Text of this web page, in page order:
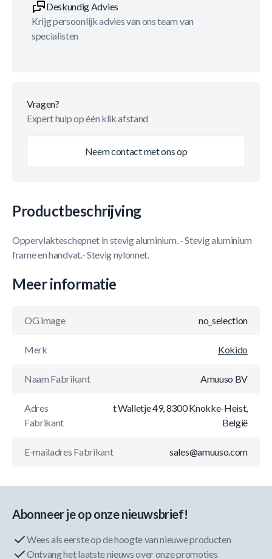
Deskundig Advies
Krijg persoonlijk advies van ons team van
specialisten
Vragen?
Expert hulp op één klik afstand
Neem contact met ons op
Productbeschrijving
Oppervlakteschepnet in stevig aluminium. - Stevig aluminium
frame en handvat.- Stevig nylonnet.
Meer informatie
OG image no_selection
Merk Kokido
Naam Fabrikant Amuuso BV
Adres
Fabrikant
t Walletje 49, 8300 Knokke-Heist,
België
E-mailadres Fabrikant sales@amuuso.com
Abonneer je op onze nieuwsbrief!
Wees als eerste op de hoogte van nieuwe producten
Ontvang het laatste nieuws over onze promoties